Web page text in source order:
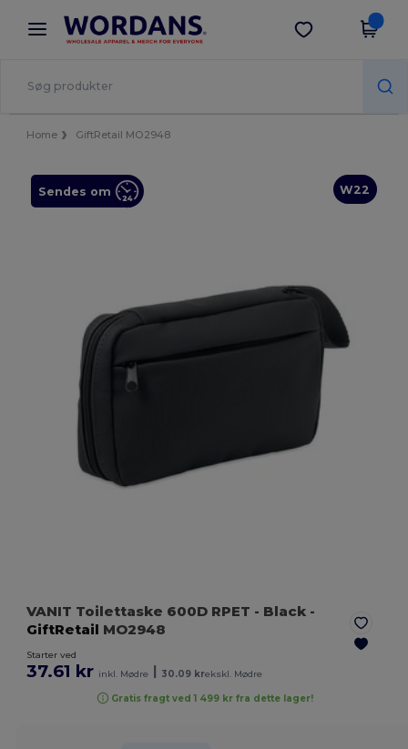
× Wordans-app
Bedre priser i appen!
Hent app
Home GiftRetail MO2948
W22
Sendes om
VANIT Toilettaske 600D RPET - Black -
GiftRetail MO2948
Starter ved
37.61 kr inkl. Mødre 30.09 krekskl. Mødre
Gratis fragt ved 1 499 kr fra dette lager!